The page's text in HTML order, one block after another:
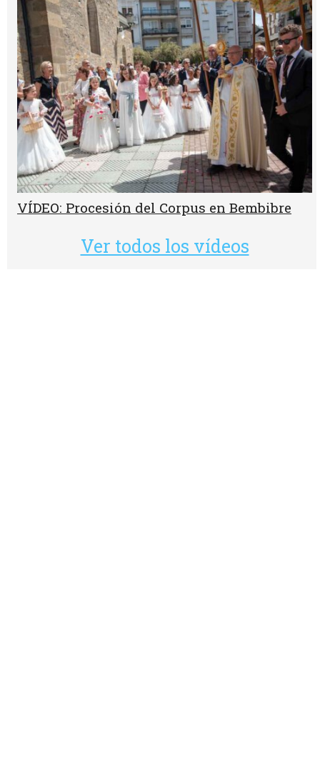
VÍDEO: Procesión del Corpus en Bembibre
Ver todos los vídeos